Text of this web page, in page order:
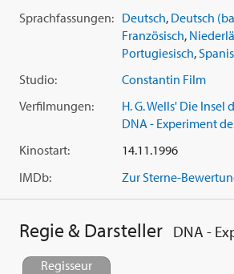
Sprachfassungen: Deutsch, Deutsch
Französisch,
Portugiesisch,
Studio:
Constantin Film
Verfilmungen:
H. G. Wells' Die Insel
DNA - Experiment
Kinostart:
14.11.1996
IMDb:
Zur Sterne-
Regie & Darsteller DNA -
Regisseur